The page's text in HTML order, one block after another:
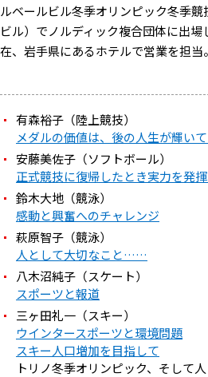
ルベールビル冬季オリンピック冬季
ビル）でノルディック複合団体に出
在、岩手県にあるホテルで営業を担当。
有森裕子（陸上競技）
メダルの価値は、後の人生が輝い
安藤美佐子（ソフトボール）
正式競技に復帰したとき実力を発
鈴木大地（競泳）
感動と興奮へのチャレンジ
萩原智子（競泳）
人として大切なこと……
八木沼純子（スケート）
スポーツと報道
三ヶ田礼一（スキー）
ウインタースポーツと環境問題
スキー人口増加を目指して
トリノ冬季オリンピック、そして